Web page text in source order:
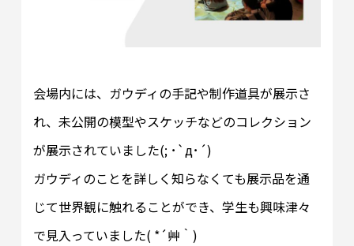
会場内には、ガウディの手記や制作道具が展示さ
れ、未公開の模型やスケッチなどのコレクション
が展示されていました(; ･`д･´)
ガウディのことを詳しく知らなくても展示品を通
じて世界観に触れることができ、学生も興味津々
で見入っていました( *´艸｀)